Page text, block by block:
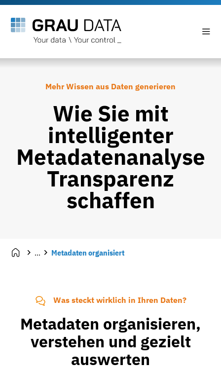
Mehr Wissen aus Daten generieren
Wie Sie mit
intelligenter
Metadatenanalyse
Transparenz
schaffen
... Metadaten organisiert
Was steckt wirklich in Ihren Daten?
Metadaten organisieren,
verstehen und gezielt
auswerten